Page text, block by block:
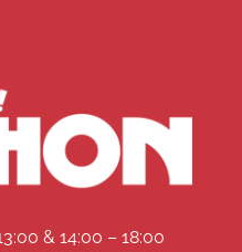
& 14:00 – 18:00